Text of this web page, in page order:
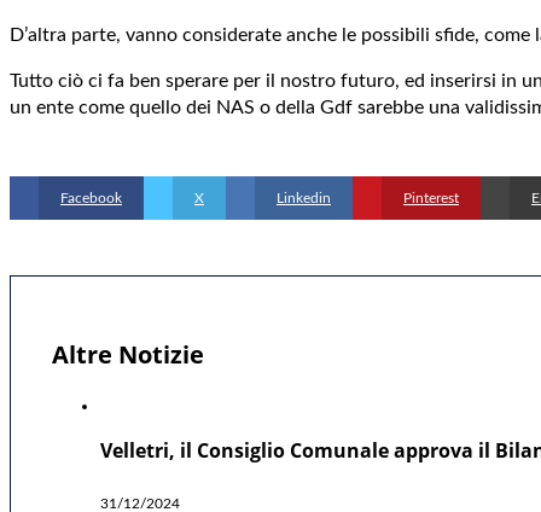
Altre Notizie
Velletri, il Consiglio Comunale approva il
31/12/2024
D’altra parte, vanno considerate anche le possibili sfide,
Tutto ciò ci fa ben sperare per il nostro futuro, ed inserirsi in
un ente come quello dei NAS o della Gdf sarebbe una
Facebook X Linkedin Pinterest